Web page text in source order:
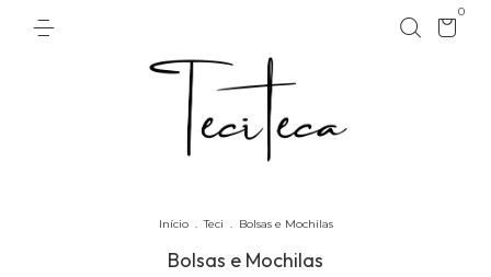
0
Início . Teci . Bolsas e Mochilas
Bolsas e Mochilas